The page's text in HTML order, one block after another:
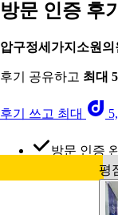
방문 인증 후기
압구정세가지소원의
후기 공유하고 최대
후기 쓰고 최대
방문 인증
평